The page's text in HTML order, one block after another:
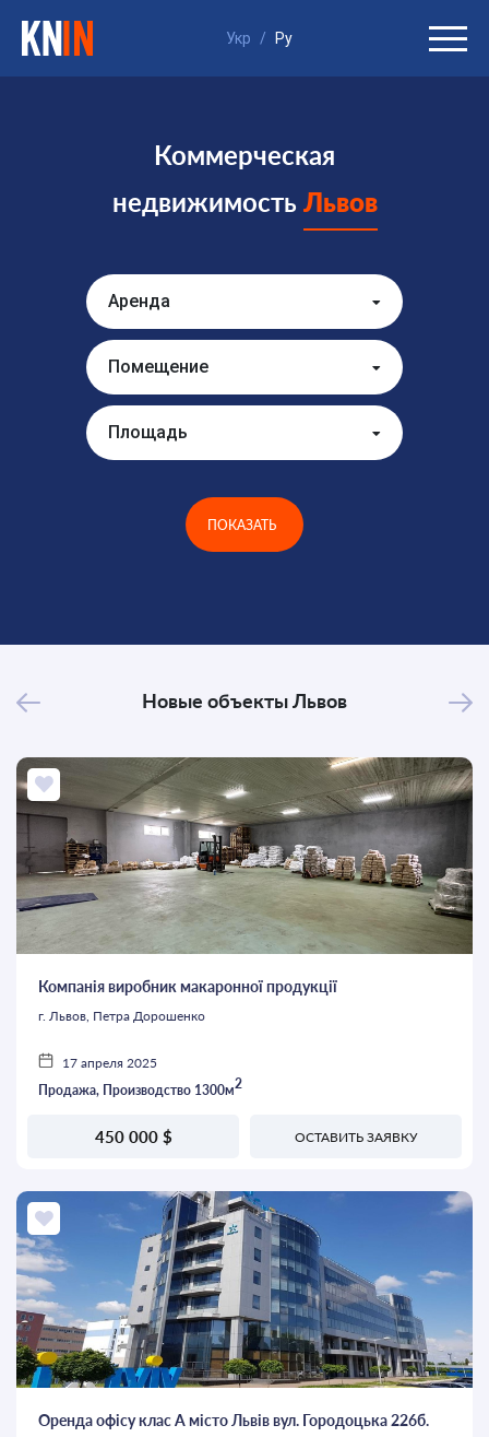
Укр / Ру
Коммерческая
недвижимость Львов
Аренда
Помещение
Площадь
ПОКАЗАТЬ
Новые объектыЛьвов
Компанія виробник макаронної продукції
г. Львов, Петра Дорошенко
17 апреля 2025
Продажа, Производство 1300м2
450 000 $ ОСТАВИТЬ ЗАЯВКУ
Оренда офісу клас А місто Львів вул. Городоцька 226б.